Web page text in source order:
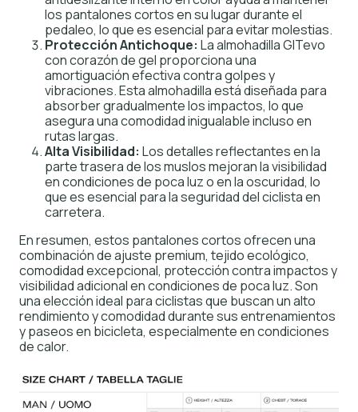
los pantalones cortos en su lugar durante el
pedaleo, lo que es esencial para evitar molestias.
Protección Antichoque: La almohadilla GITevo
con corazón de gel proporciona una
amortiguación efectiva contra golpes y
vibraciones. Esta almohadilla está diseñada para
absorber gradualmente los impactos, lo que
asegura una comodidad inigualable incluso en
rutas largas.
Alta Visibilidad: Los detalles reflectantes en la
parte trasera de los muslos mejoran la visibilidad
en condiciones de poca luz o en la oscuridad, lo
que es esencial para la seguridad del ciclista en
carretera.
En resumen, estos pantalones cortos ofrecen una
combinación de ajuste premium, tejido ecológico,
comodidad excepcional, protección contra impactos y
visibilidad adicional en condiciones de poca luz. Son
una elección ideal para ciclistas que buscan un alto
rendimiento y comodidad durante sus entrenamientos
y paseos en bicicleta, especialmente en condiciones
de calor.